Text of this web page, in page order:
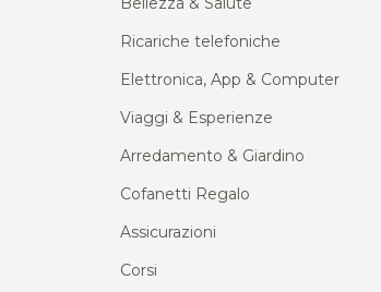
Ricariche telefoniche
Elettronica, App & Computer
Viaggi & Esperienze
Arredamento & Giardino
Cofanetti Regalo
Assicurazioni
Corsi